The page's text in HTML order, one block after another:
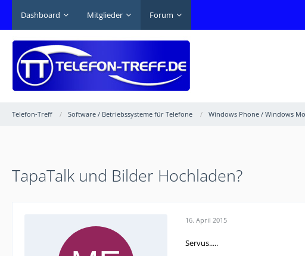
Dashboard Mitglieder Forum
Telefon-Treff Software / Betriebssysteme für Telefone Windows Phone / Windows
TapaTalk und Bilder Hochladen?
16. April 2015
Servus.....